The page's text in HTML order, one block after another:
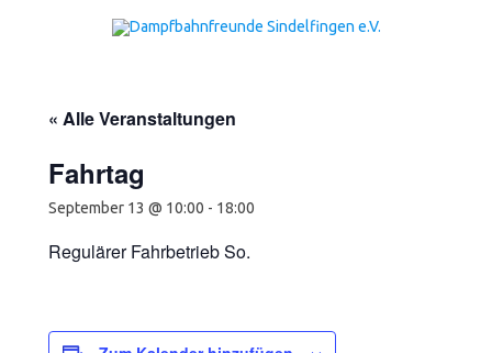
« Alle Veranstaltungen
Fahrtag
September 13 @ 10:00 - 18:00
Regulärer Fahrbetrieb So.